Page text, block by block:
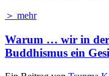
＞ mehr
Warum … wir in der
Buddhismus ein